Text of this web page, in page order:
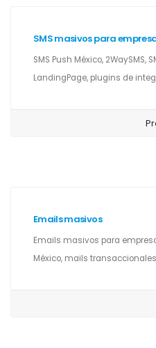
SMS masivos para
SMS Push México, 2WaySMS,
LandingPage, plugins de
Emails masivos
Emails masivos para
México, mails